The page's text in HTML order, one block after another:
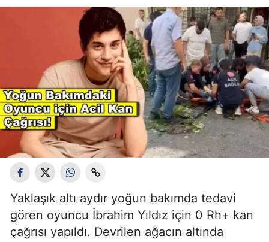
Yaklaşık altı aydır yoğun bakımda tedavi
gören oyuncu İbrahim Yıldız için 0 Rh+ kan
çağrısı yapıldı. Devrilen ağacın altında